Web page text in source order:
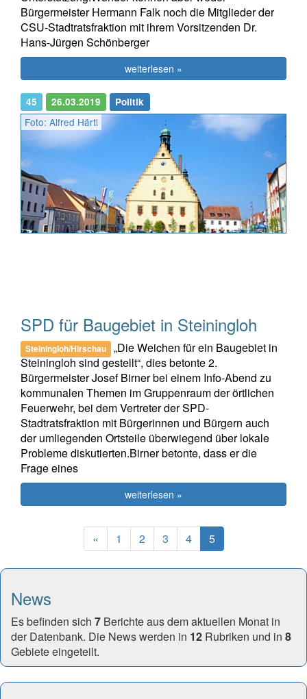
Bürgermeister Hermann Falk noch die Mitglieder der
CSU-Stadtratsfraktion mit ihrem Vorsitzenden Dr.
Hans-Jürgen Schönberger
weiterlesen »
45 26.03.2019 Politik
Foto: Alfred Härtl
SPD für Baugebiet in Steiningloh
Steiningloh/Hirschau
„Die Weichen für ein Baugebiet in
Steiningloh sind gestellt“, dies betonte 2.
Bürgermeister Josef Birner bei einem Info-Abend zu
kommunalen Themen im Gruppenraum der örtlichen
Feuerwehr, bei dem Vertreter der SPD-
Stadtratsfraktion mit Bürgerinnen und Bürgern auch
der umliegenden Ortsteile überwiegend über lokale
Probleme diskutierten.Birner betonte, dass er die
Frage eines
weiterlesen »
«Previous
1 2 3 4 5(current)
News
Es befinden sich 7 Berichte aus dem aktuellen Monat in
der Datenbank. Die News werden in 12 Rubriken und in 8
Gebiete eingeteilt.